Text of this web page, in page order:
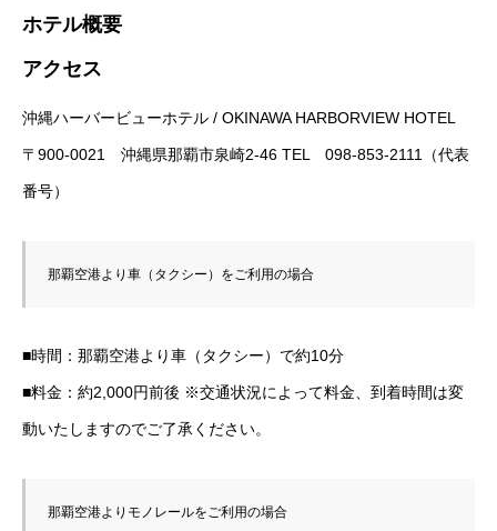
ホテル概要
アクセス
沖縄ハーバービューホテル / OKINAWA HARBORVIEW HOTEL
〒900-0021 沖縄県那覇市泉崎2-46 TEL 098-853-2111（代表
番号）
那覇空港より車（タクシー）をご利用の場合
■時間：那覇空港より車（タクシー）で約10分
■料金：約2,000円前後 ※交通状況によって料金、到着時間は変
動いたしますのでご了承ください。
那覇空港よりモノレールをご利用の場合